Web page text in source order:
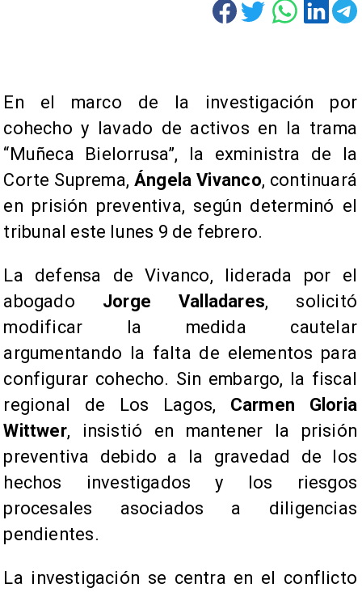
En el marco de la investigación por
cohecho y lavado de activos en la trama
“Muñeca Bielorrusa”, la exministra de la
Corte Suprema,Ángela Vivanco, continuará
en prisión preventiva, según determinó el
tribunal este lunes 9 de febrero.
La defensa de Vivanco, liderada por el
abogado Jorge Valladares, solicitó
modificar la medida cautelar
argumentando la falta de elementos para
configurar cohecho. Sin embargo, la fiscal
regional de Los Lagos, Carmen Gloria
Wittwer, insistió en mantener la prisión
preventiva debido a la gravedad de los
hechos investigados y los riesgos
procesales asociados a diligencias
pendientes.
La investigación se centra en el conflicto